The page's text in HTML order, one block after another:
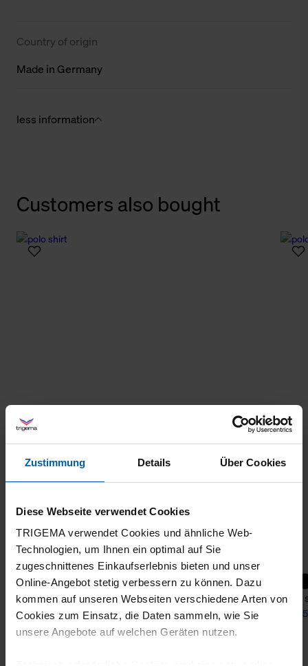
Zustimmung Details Über Cookies
Diese Webseite verwendet Cookies
TRIGEMA verwendet Cookies und ähnliche Web-
Technologien, um Ihnen ein optimal auf Sie
zugeschnittenes Einkaufserlebnis bieten und unser
Online-Angebot stetig verbessern zu können. Dazu
kommen auf unseren Webseiten verschiedene Arten von
Cookies zum Einsatz, die Daten sammeln, wie Sie
unsere Angebote auf welchen Geräten nutzen.
Country of origin
Made in Germany
less information
Customers also bought
+10
polo shirt
from 55,60 €
polo
from